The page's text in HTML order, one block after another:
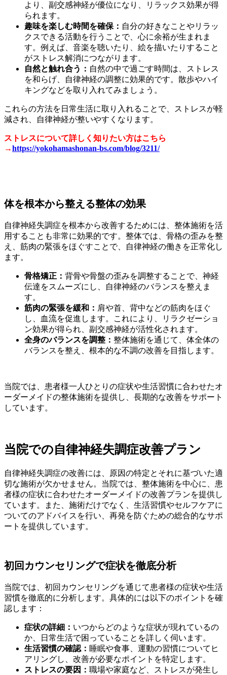
より、副交感神経が優位になり、リラックス効果が得
られます。
趣味を楽しむ時間を確保： 自分の好きなことやリラッ
クスできる活動を行うことで、心に余裕が生まれま
す。例えば、音楽を聴いたり、絵を描いたりすること
がストレス解消につながります。
自然と触れ合う： 自然の中で過ごす時間は、ストレス
を和らげ、自律神経の調整に効果的です。散歩やハイ
キングなどを取り入れてみましょう。
これらの方法を日常生活に取り入れることで、ストレスが軽
減され、自律神経が整いやすくなります。
ストレスについて詳しく知りたい方はこちら
→https://yokohamashonan-bs.com/blog/3211/
体を根本から整える整体の効果
自律神経失調症を根本から改善するためには、整体施術を活
用することも非常に効果的です。整体では、骨格の歪みを整
え、筋肉の緊張をほぐすことで、自律神経の働きを正常化し
ます。
骨格矯正： 背骨や骨盤の歪みを調整することで、神経
伝達をスムーズにし、自律神経のバランスを整えま
す。
筋肉の緊張を緩和： 肩や首、背中などの筋肉をほぐ
し、血流を促進します。これにより、リラクゼーショ
ン効果が得られ、副交感神経が活性化されます。
全身のバランスを調整： 整体施術を通じて、体全体の
バランスを整え、根本的な不調の改善を目指します。
当院では、患者様一人ひとりの症状や生活習慣に合わせたオ
ーダーメイドの整体施術を提供し、長期的な改善をサポート
しています。
当院での自律神経失調症改善プラン
自律神経失調症の改善には、原因の特定とそれに基づいた適
切な施術が欠かせません。当院では、整体施術を中心に、患
者様の症状に合わせたオーダーメイドの改善プランを提供し
ています。また、施術だけでなく、生活習慣やセルフケアに
ついてのアドバイスを行い、再発を防ぐための総合的なサポ
ートを提供しています。
初回カウンセリングで症状を徹底分析
当院では、初回カウンセリングを通じて患者様の症状や生活
習慣を徹底的に分析します。具体的には以下のポイントを確
認します：
症状の詳細： いつからどのような症状が現れているの
か、日常生活で困っていることを詳しく伺います。
生活習慣の確認： 睡眠や食事、運動の習慣についてヒ
アリングし、改善が必要なポイントを特定します。
ストレスの要因： 職場や家庭など、ストレスが発生し